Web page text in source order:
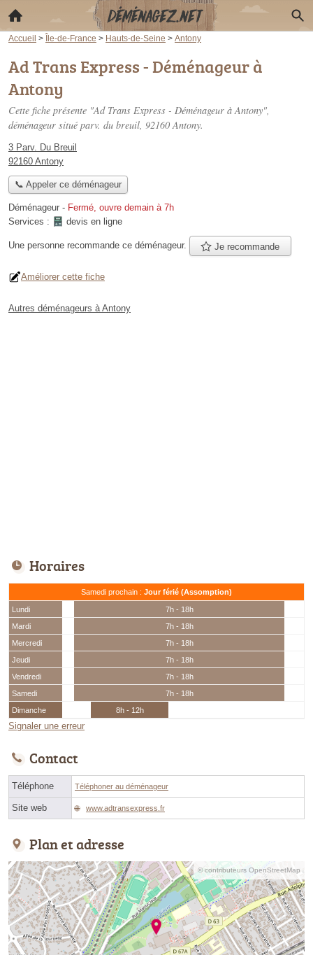
Accueil > Île-de-France > Hauts-de-Seine > Antony
Ad Trans Express - Déménageur à
Antony
Cette fiche présente "Ad Trans Express - Déménageur à Antony",
déménageur situé parv. du breuil, 92160 Antony.
3 Parv. Du Breuil
92160 Antony
📞 Appeler ce déménageur
Déménageur - Fermé, ouvre demain à 7h
Services :
devis en ligne
Une personne recommande ce déménageur. Je recommande
Améliorer cette fiche
Autres déménageurs à Antony
Horaires
Samedi prochain : Jour férié (Assomption)
Lundi
7h - 18h
Mardi
7h - 18h
Mercredi
7h - 18h
Jeudi
7h - 18h
Vendredi
7h - 18h
Samedi
7h - 18h
Dimanche
8h - 12h
Signaler une erreur
Contact
Téléphone Téléphoner au déménageur
Site web www.adtransexpress.fr
Plan et adresse
© contributeurs OpenStreetMap